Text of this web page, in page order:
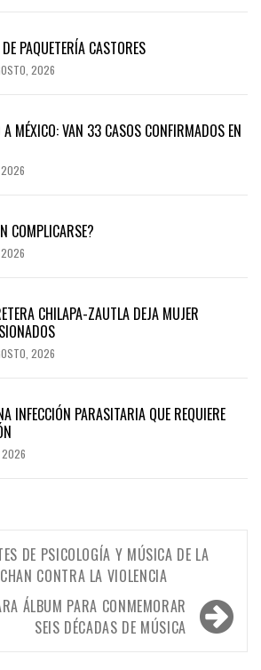
PAQUETERÍA CASTORES
2026
A MÉXICO: VAN 33 CASOS CONFIRMADOS EN
2026
COMPLICARSE?
2026
CHILAPA-ZAUTLA DEJA MUJER
2026
INFECCIÓN PARASITARIA QUE REQUIERE
2026
DE PSICOLOGÍA Y MÚSICA DE LA
CONTRA LA VIOLENCIA
ÁLBUM PARA CONMEMORAR
SEIS DÉCADAS DE MÚSICA